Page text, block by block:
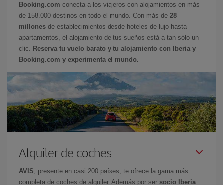
Booking.com conecta a los viajeros con alojamientos en más
de 158.000 destinos en todo el mundo. Con más de 28
millones de establecimientos desde hoteles de lujo hasta
apartamentos, el alojamiento de tus sueños está a tan sólo un
clic.
Reserva tu vuelo barato y tu alojamiento con Iberia y
Booking.com y experimenta el mundo.
Alquiler de coches
AVIS , presente en casi 200 países, te ofrece la gama más
completa de coches de alquiler. Además por ser socio Iberia